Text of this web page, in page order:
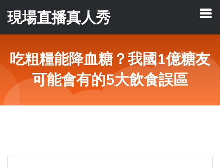
現場直播真人秀
吃粗糧能降血糖？我國1億糖友
可能會有的5大飲食誤區